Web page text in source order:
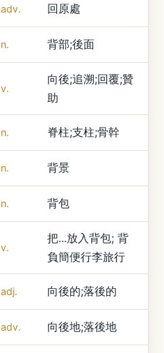
adv. 回原處
n. 背部;後面
v.
向後;追溯;回覆;贊
助
n. 脊柱;支柱;骨幹
n. 背景
n. 背包
v.
把...放入背包; 背
負簡便行李旅行
adj. 向後的;落後的
adv. 向後地;落後地